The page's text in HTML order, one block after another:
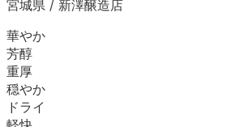
宮城県 / 新澤醸造店
華やか
芳醇
重厚
穏やか
ドライ